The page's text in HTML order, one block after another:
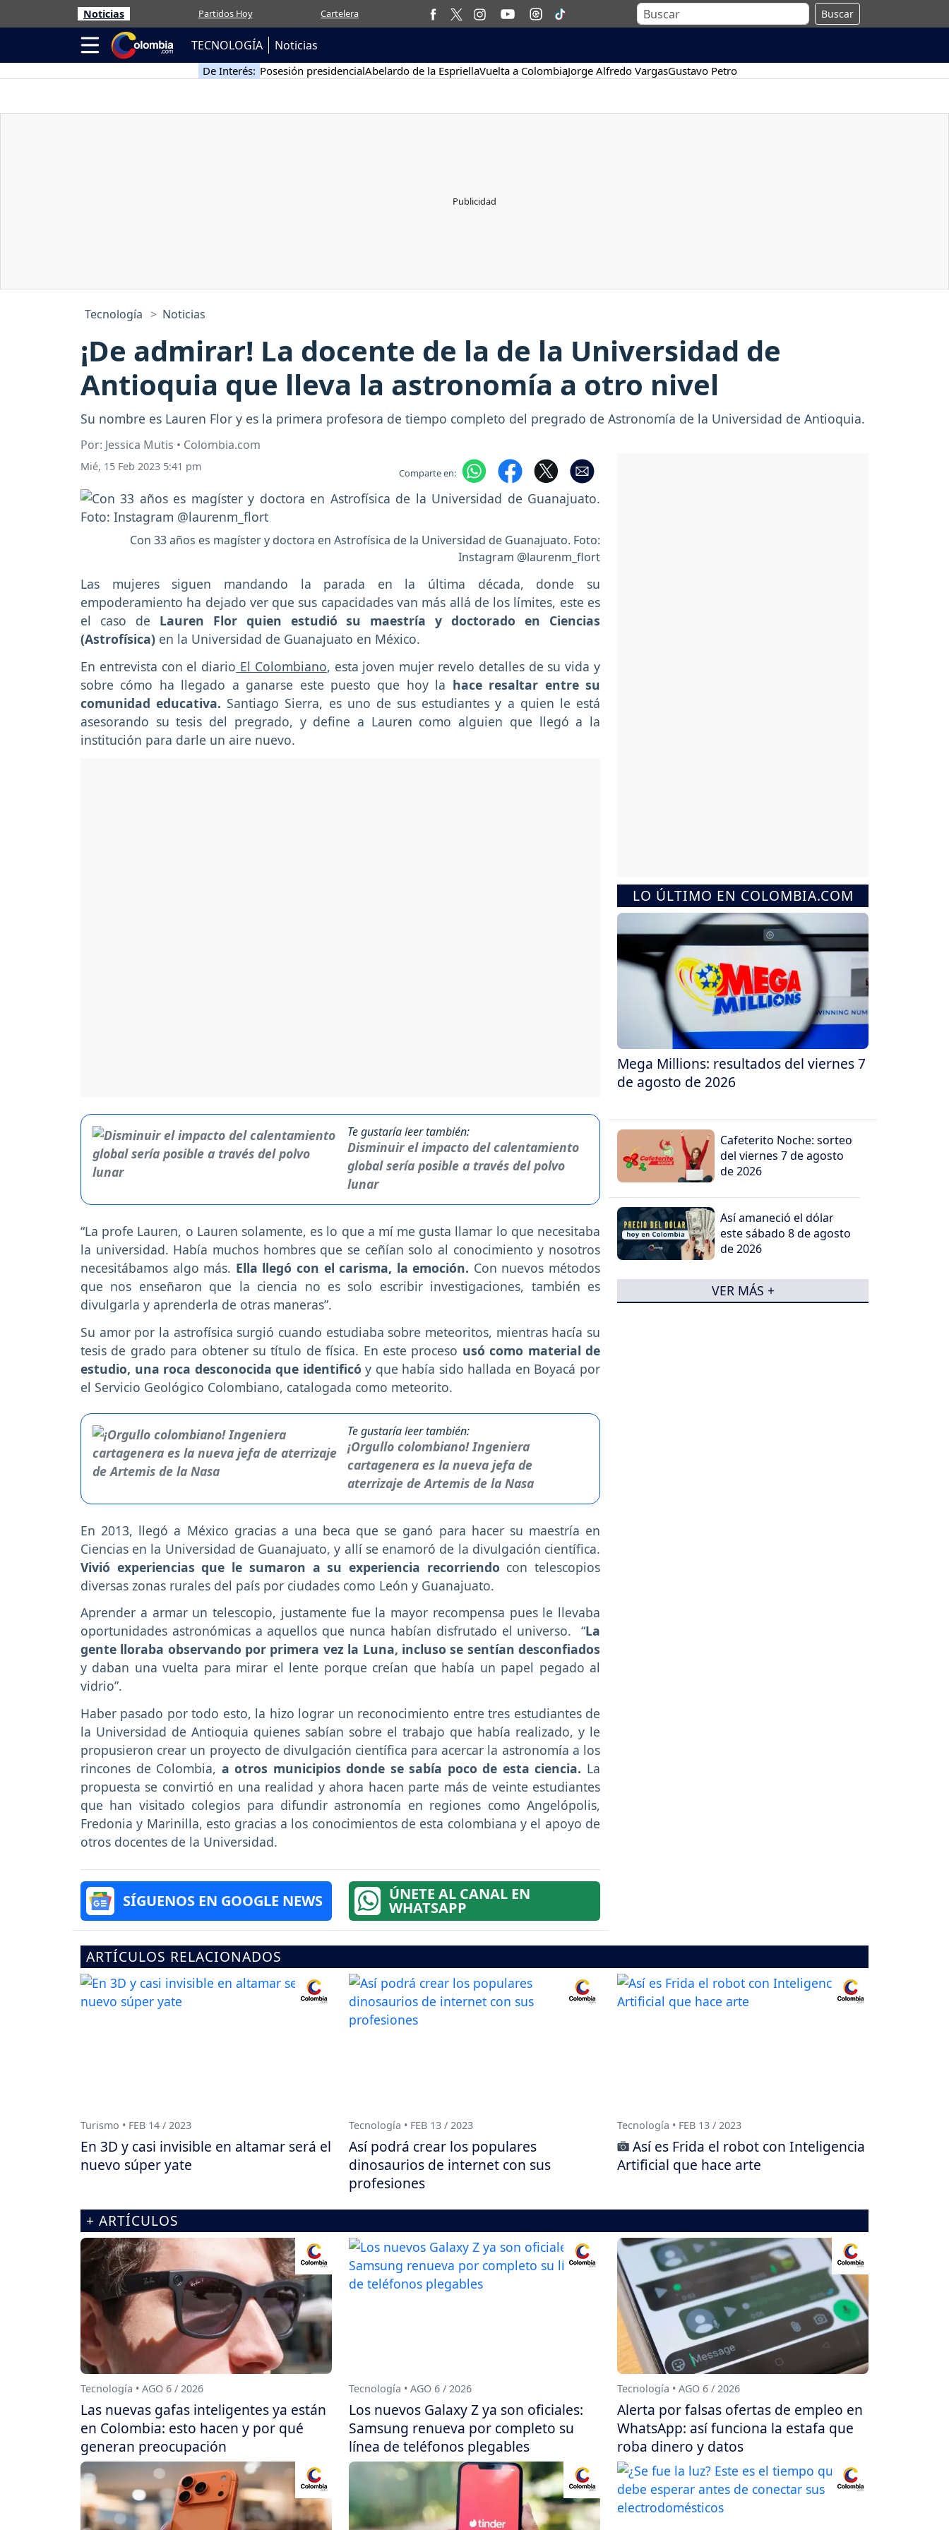
Noticias Partidos Hoy Cartelera Buscar
TECNOLOGÍA Noticias
De Interés: Posesión presidencialAbelardo de la EspriellaVuelta a ColombiaJorge Alfredo VargasGustavo Petro
Tecnología Noticias
¡De admirar! La docente de la de la Universidad de
Antioquia que lleva la astronomía a otro nivel
Su nombre es Lauren Flor y es la primera profesora de tiempo completo del pregrado de Astronomía de la Universidad de Antioquia.
Por: Jessica Mutis • Colombia.com
Mié, 15 Feb 2023 5:41 pm Comparte en:
Con 33 años es magíster y doctora en Astrofísica de la Universidad de Guanajuato. Foto:
Instagram @laurenm_flort
Las mujeres siguen mandando la parada en la última década, donde su
empoderamiento ha dejado ver que sus capacidades van más allá de los límites, este es
el caso de Lauren Flor quien estudió su maestría y doctorado en Ciencias
(Astrofísica) en la Universidad de Guanajuato en México.
En entrevista con el diario El Colombiano, esta joven mujer revelo detalles de su vida y
sobre cómo ha llegado a ganarse este puesto que hoy la hace resaltar entre su
comunidad educativa. Santiago Sierra, es uno de sus estudiantes y a quien le está
asesorando su tesis del pregrado, y define a Lauren como alguien que llegó a la
institución para darle un aire nuevo.
Te gustaría leer también:
Disminuir el impacto del calentamiento
global sería posible a través del polvo
lunar
“La profe Lauren, o Lauren solamente, es lo que a mí me gusta llamar lo que necesitaba
la universidad. Había muchos hombres que se ceñían solo al conocimiento y nosotros
necesitábamos algo más. Ella llegó con el carisma, la emoción. Con nuevos métodos
que nos enseñaron que la ciencia no es solo escribir investigaciones, también es
divulgarla y aprenderla de otras maneras”.
Su amor por la astrofísica surgió cuando estudiaba sobre meteoritos, mientras hacía su
tesis de grado para obtener su título de física. En este proceso usó como material de
estudio, una roca desconocida que identificó y que había sido hallada en Boyacá por
el Servicio Geológico Colombiano, catalogada como meteorito.
Te gustaría leer también:
¡Orgullo colombiano! Ingeniera
cartagenera es la nueva jefa de
aterrizaje de Artemis de la Nasa
En 2013, llegó a México gracias a una beca que se ganó para hacer su maestría en
Ciencias en la Universidad de Guanajuato, y allí se enamoró de la divulgación científica.
Vivió experiencias que le sumaron a su experiencia recorriendo con telescopios
diversas zonas rurales del país por ciudades como León y Guanajuato.
Aprender a armar un telescopio, justamente fue la mayor recompensa pues le llevaba
oportunidades astronómicas a aquellos que nunca habían disfrutado el universo. “La
gente lloraba observando por primera vez la Luna, incluso se sentían desconfiados
y daban una vuelta para mirar el lente porque creían que había un papel pegado al
vidrio”.
Haber pasado por todo esto, la hizo lograr un reconocimiento entre tres estudiantes de
la Universidad de Antioquia quienes sabían sobre el trabajo que había realizado, y le
propusieron crear un proyecto de divulgación científica para acercar la astronomía a los
rincones de Colombia, a otros municipios donde se sabía poco de esta ciencia. La
propuesta se convirtió en una realidad y ahora hacen parte más de veinte estudiantes
que han visitado colegios para difundir astronomía en regiones como Angelópolis,
Fredonia y Marinilla, esto gracias a los conocimientos de esta colombiana y el apoyo de
otros docentes de la Universidad.
SÍGUENOS EN GOOGLE NEWS ÚNETE AL CANAL EN
WHATSAPP
LO ÚLTIMO EN COLOMBIA.COM
Mega Millions: resultados del viernes 7
de agosto de 2026
Cafeterito Noche: sorteo
del viernes 7 de agosto
de 2026
Así amaneció el dólar
este sábado 8 de agosto
de 2026
VER MÁS +
ARTÍCULOS RELACIONADOS
Turismo • FEB 14 / 2023
En 3D y casi invisible en altamar será el
nuevo súper yate
Tecnología • FEB 13 / 2023
Así podrá crear los populares
dinosaurios de internet con sus
profesiones
Tecnología • FEB 13 / 2023
Así es Frida el robot con Inteligencia
Artificial que hace arte
+ ARTÍCULOS
Tecnología • AGO 6 / 2026
Las nuevas gafas inteligentes ya están
en Colombia: esto hacen y por qué
generan preocupación
Tecnología • AGO 6 / 2026
Los nuevos Galaxy Z ya son oficiales:
Samsung renueva por completo su
línea de teléfonos plegables
Tecnología • AGO 6 / 2026
Alerta por falsas ofertas de empleo en
WhatsApp: así funciona la estafa que
roba dinero y datos